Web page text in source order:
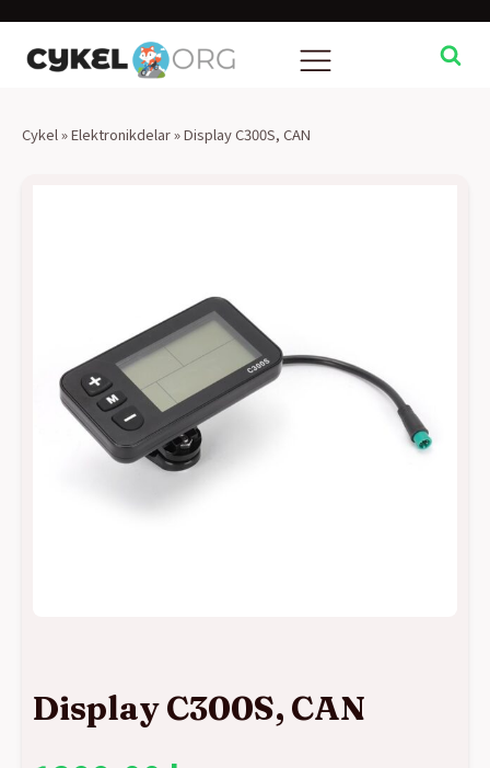
Cykel »Elektronikdelar»Display C300S, CAN
Display C300S, CAN